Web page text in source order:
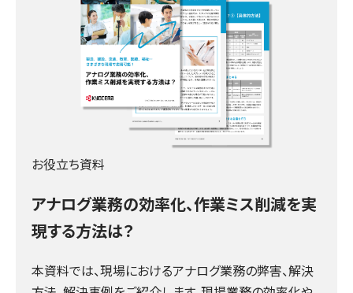
お役立ち資料
アナログ業務の効率化、作業ミス削減を実
現する方法は？
本資料では、現場におけるアナログ業務の弊害、解決